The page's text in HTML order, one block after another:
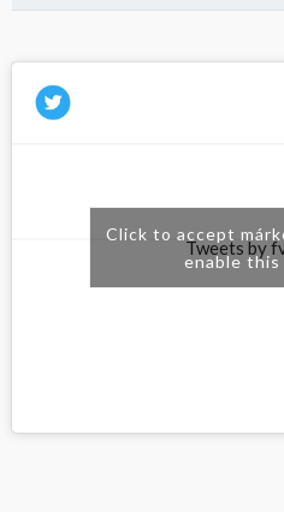
Tweets by
Click to accept
enable